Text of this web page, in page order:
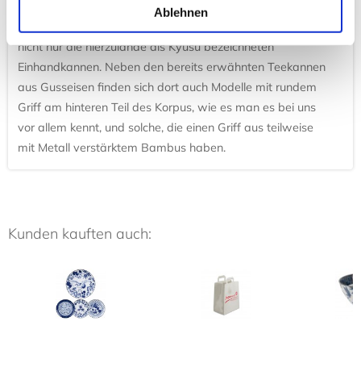
Ablehnen
Wasserkocher oder Kessel einfach einen Moment ruhen,
bevor Sie ihn aufgießen! In Japan verwendet man übrigens
nicht nur die hierzulande als Kyusu bezeichneten
Einhandkannen. Neben den bereits erwähnten Teekannen
aus Gusseisen finden sich dort auch Modelle mit rundem
Griff am hinteren Teil des Korpus, wie es man es bei uns
vor allem kennt, und solche, die einen Griff aus teilweise
mit Metall verstärktem Bambus haben.
Kunden kauften auch: